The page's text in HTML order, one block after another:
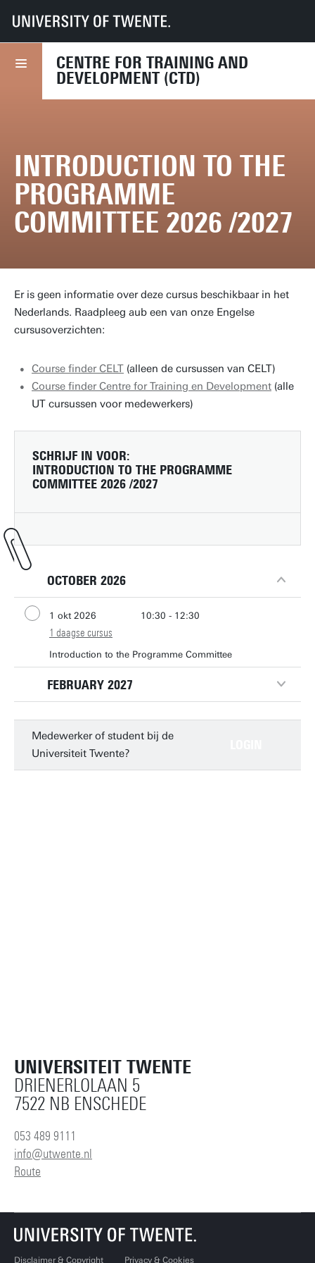
CENTRE FOR TRAINING AND
DEVELOPMENT (CTD)
UT Diensten HR CTD
Course finder
Introduction to the Programme Committee 2026 /2027
INTRODUCTION TO THE
PROGRAMME
COMMITTEE 2026 /2027
Er is geen informatie over deze cursus beschikbaar in het
Nederlands. Raadpleeg aub een van onze Engelse
cursusoverzichten:
Course finder CELT (alleen de cursussen van CELT)
Course finder Centre for Training en Development (alle
UT cursussen voor medewerkers)
SCHRIJF IN VOOR:
INTRODUCTION TO THE PROGRAMME
COMMITTEE 2026 /2027
OCTOBER 2026
1 okt 2026 10:30 - 12:30
1 daagse cursus
Introduction to the Programme Committee
FEBRUARY 2027
15 feb 2027 10:30 - 12:30
1 daagse cursus
Introduction to the Programme Committee
Medewerker of student bij de
Universiteit Twente?
UNIVERSITEIT TWENTE
DRIENERLOLAAN 5
7522 NB ENSCHEDE
053 489 9111
info@utwente.nl
Route
Disclaimer & Copyright Privacy & Cookies